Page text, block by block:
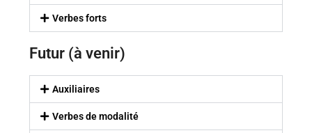
Verbes forts
Futur (à venir)
Auxiliaires
Verbes de modalité